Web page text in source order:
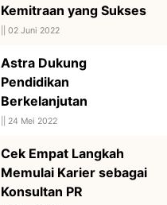
Kemitraan yang Sukses
02 Juni 2022
Astra Dukung
Pendidikan
Berkelanjutan
24 Mei 2022
Cek Empat Langkah
Memulai Karier sebagai
Konsultan PR